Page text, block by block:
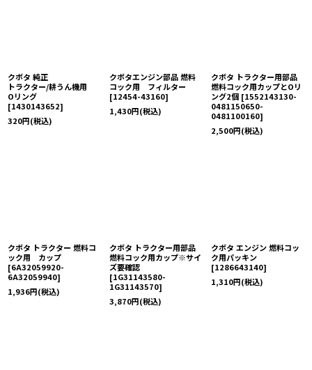
クボタ 純正
トラクター/耕うん機用
Oリング
[1430143652]
320円(税込)
クボタエンジン部品 燃料
コック用 フィルター
[12454-43160]
1,430円(税込)
クボタ トラクター用部品
燃料コック用カップとOリ
ング2個 [1552143130-
0481150650-
0481100160]
2,500円(税込)
クボタ トラクター 燃料コ
ック用 カップ
[6A32059920-
6A32059940]
1,936円(税込)
クボタ トラクター用部品
燃料コック用カップ※サイ
ズ要確認
[1G31143580-
1G31143570]
3,870円(税込)
クボタ エンジン 燃料コッ
ク用パッキン
[1286643140]
1,310円(税込)